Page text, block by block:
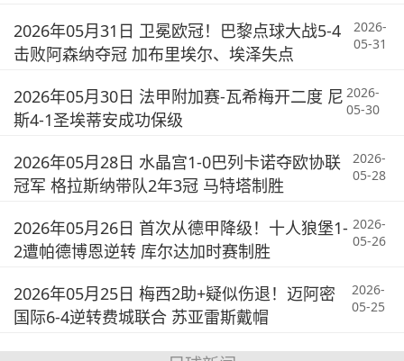
2026年05月31日 卫冕欧冠！巴黎点球大战5-4
击败阿森纳夺冠 加布里埃尔、埃泽失点
2026-
05-31
2026年05月30日 法甲附加赛-瓦希梅开二度 尼
斯4-1圣埃蒂安成功保级
2026-
05-30
2026年05月28日 水晶宫1-0巴列卡诺夺欧协联
冠军 格拉斯纳带队2年3冠 马特塔制胜
2026-
05-28
2026年05月26日 首次从德甲降级！十人狼堡1-
2遭帕德博恩逆转 库尔达加时赛制胜
2026-
05-26
2026年05月25日 梅西2助+疑似伤退！迈阿密
国际6-4逆转费城联合 苏亚雷斯戴帽
2026-
05-25